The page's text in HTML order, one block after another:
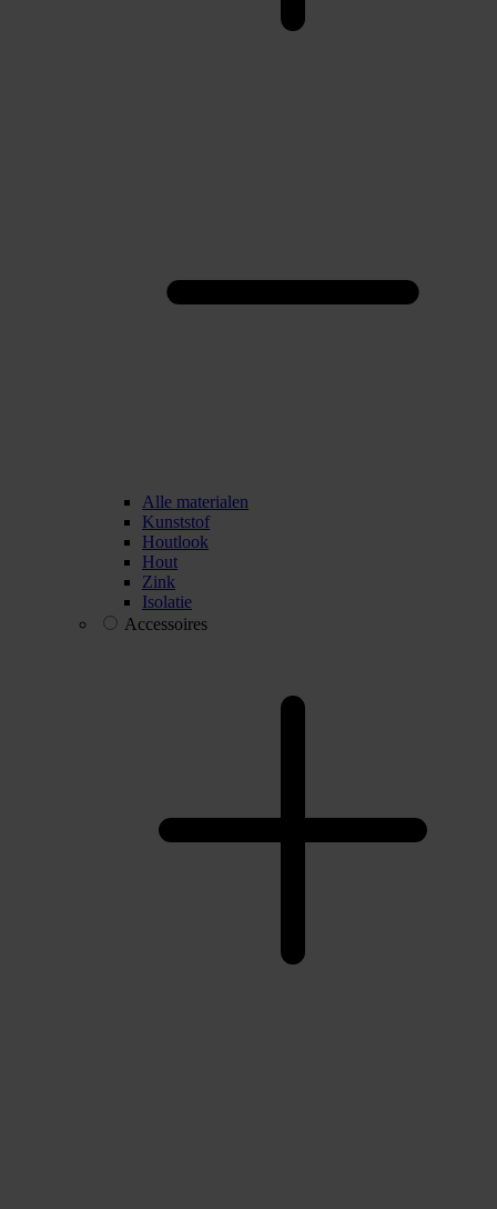
Alle materialen
Kunststof
Houtlook
Hout
Zink
Isolatie
Accessoires